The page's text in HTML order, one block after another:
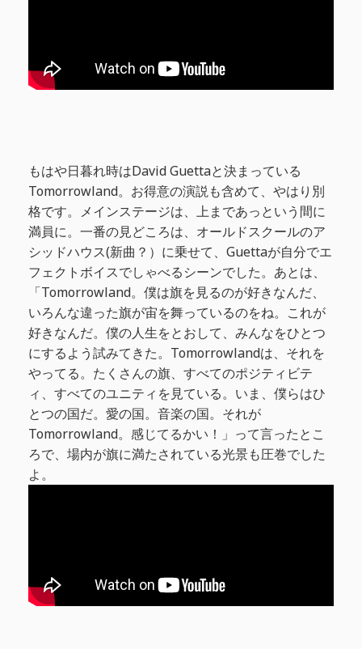
もはや日暮れ時はDavid Guettaと決まっている
Tomorrowland。お得意の演説も含めて、やはり別
格です。メインステージは、上まであっという間に
満員に。一番の見どころは、オールドスクールのア
シッドハウス(新曲？）に乗せて、Guettaが自分でエ
フェクトボイスでしゃべるシーンでした。あとは、
「Tomorrowland。僕は旗を見るのが好きなんだ、
いろんな違った旗が宙を舞っているのをね。これが
好きなんだ。僕の人生をとおして、みんなをひとつ
にするよう試みてきた。Tomorrowlandは、それを
やってる。たくさんの旗、すべてのポジティビテ
ィ、すべてのユニティを見ている。いま、僕らはひ
とつの国だ。愛の国。音楽の国。それが
Tomorrowland。感じてるかい！」って言ったとこ
ろで、場内が旗に満たされている光景も圧巻でした
よ。